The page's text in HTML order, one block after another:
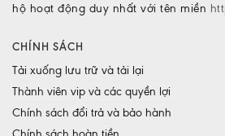
hộ hoạt động duy nhất với tên miền
CHÍNH SÁCH
Tải xuống lưu trữ và tải lại
Thành viên vip và các quyền lợi
Chính sách đổi trả và bảo hành